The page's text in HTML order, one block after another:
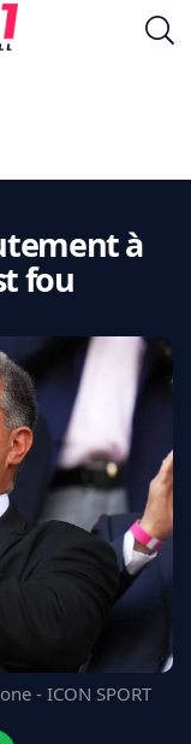
à
fou
- ICON SPORT